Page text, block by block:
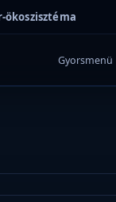
Gyorsmenü